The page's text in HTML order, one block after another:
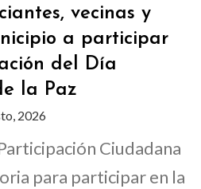
vecinas y
a participar
del Día
la Paz
2026
Ciudadana
para participar en la